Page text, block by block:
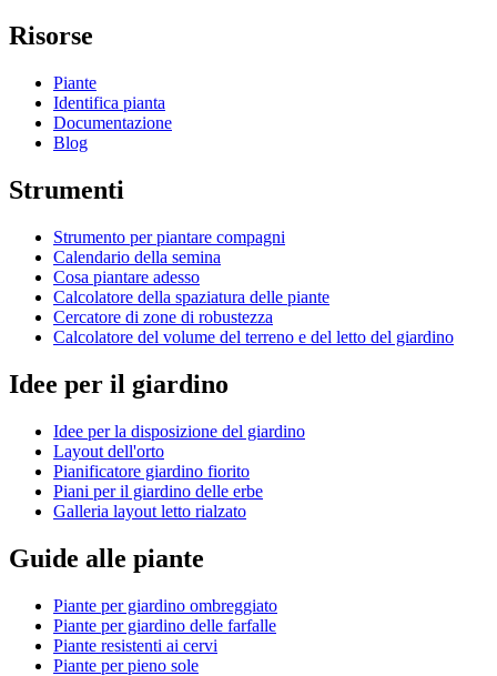
Risorse
Piante
Identifica pianta
Documentazione
Blog
Strumenti
Strumento per piantare compagni
Calendario della semina
Cosa piantare adesso
Calcolatore della spaziatura delle piante
Cercatore di zone di robustezza
Calcolatore del volume del terreno e del letto del giardino
Idee per il giardino
Idee per la disposizione del giardino
Layout dell'orto
Pianificatore giardino fiorito
Piani per il giardino delle erbe
Galleria layout letto rialzato
Guide alle piante
Piante per giardino ombreggiato
Piante per giardino delle farfalle
Piante resistenti ai cervi
Piante per pieno sole